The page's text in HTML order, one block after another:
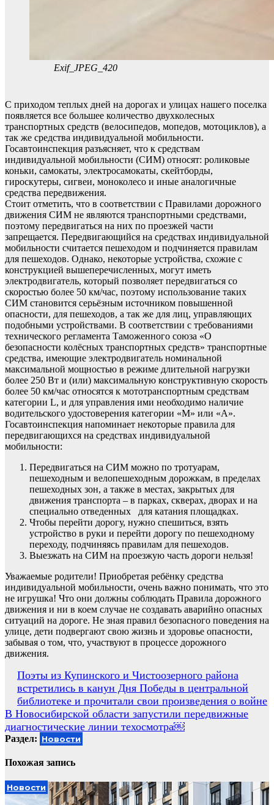
Exif_JPEG_420
С приходом теплых дней на дорогах и улицах нашего поселка
появляется все большее количество двухколесных
транспортных средств (велосипедов, мопедов, мотоциклов), а
так же средства индивидуальной мобильности.
Госавтоинспекция разъясняет, что к средствам
индивидуальной мобильности (СИМ) относят: роликовые
коньки, самокаты, электросамокаты, скейтборды,
гироскутеры, сигвеи, моноколесо и иные аналогичные
средства передвижения.
Стоит отметить, что в соответствии с Правилами дорожного
движения СИМ не являются транспортными средствами,
поэтому передвигаться на них по проезжей части
запрещается. Передвигающийся на средствах индивидуальной
мобильности считается пешеходом и подчиняется правилам
для пешеходов. Однако, некоторые устройства, схожие с
конструкцией вышеперечисленных, могут иметь
электродвигатель, который позволяет передвигаться со
скоростью более 50 км/час, поэтому использование таких
СИМ становится серьёзным источником повышенной
опасности, для пешеходов, а так же для лиц, управляющих
подобными устройствами. В соответствии с требованиями
технического регламента Таможенного союза «О
безопасности колёсных транспортных средств» транспортные
средства, имеющие электродвигатель номинальной
максимальной мощностью в режиме длительной нагрузки
более 250 Вт и (или) максимальную конструктивную скорость
более 50 км/час относятся к мототранспортным средствам
категории L, и для управления ими необходимо наличие
водительского удостоверения категории «М» или «А».
Госавтоинспекция напоминает некоторые правила для
передвигающихся на средствах индивидуальной
мобильности:
Передвигаться на СИМ можно по тротуарам,
пешеходным и велопешеходным дорожкам, в пределах
пешеходных зон, а также в местах, закрытых для
движения транспорта – в парках, скверах, дворах и на
специально отведенных для катания площадках.
Чтобы перейти дорогу, нужно спешиться, взять
устройство в руки и перейти дорогу по пешеходному
переходу, подчиняясь правилам для пешеходов.
Выезжать на СИМ на проезжую часть дороги нельзя!
Уважаемые родители! Приобретая ребёнку средства
индивидуальной мобильности, очень важно понимать, что это
не игрушка! Что они должны соблюдать Правила дорожного
движения и ни в коем случае не создавать аварийно опасных
ситуаций на дороге. Не зная правил безопасного поведения на
улице, дети подвергают свою жизнь и здоровье опасности,
забывая о том, что, участвуют в процессе дорожного
движения.
Навигация
по
записям
Поэты из Купинского и Чистоозерного района
встретились в канун Дня Победы в центральной
библиотеке и прочитали свои произведения о войне
В Новосибирской области запустили передвижные
диагностические линии техосмотра￼
Раздел: Новости
Похожая запись
Новости